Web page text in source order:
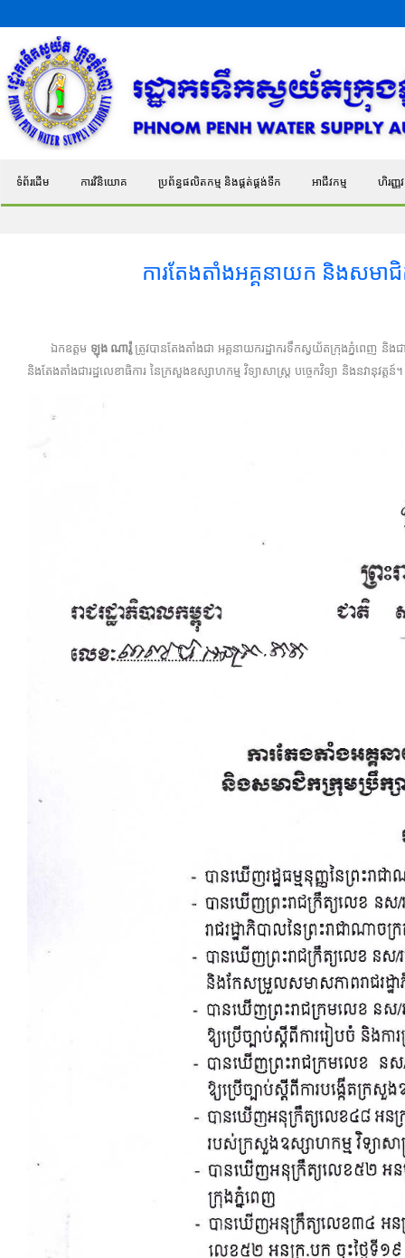
ទំព័រដើម ការវិនិយោគ ប្រព័ន្ធផលិតកម្ម និងផ្គត់ផ្គង់ទឹក អាជីវកម្ម ហិរញ្ញវ
ការតែងតាំងអគ្គនាយក និងសមាជិ
ឯកឧត្តម ឡុង ណារ៉ូត្រូវបានតែងតាំងជា អគ្គនាយករដ្ឋាករទឹកស្វយ័តក្រុងភ្នំពេញ
និងតែងតាំងជារដ្ឋលេខាធិការ នៃក្រសួងឧស្សាហកម្ម វិទ្យាសាស្ត្រ បច្ចេកវិទ្យា និងនវានុវត្តន៍។